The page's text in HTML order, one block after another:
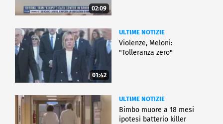
02:09
01:42
ULTIME NOTIZIE
Violenze, Meloni:
"Tolleranza zero"
ULTIME NOTIZIE
Bimbo muore a 18 mesi
ipotesi batterio killer